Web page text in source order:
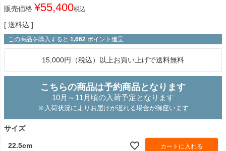
販売価格 ¥55,400税込
送料込
この商品を購入すると 1,662 ポイント進呈
15,000円（税込）以上お買い上げで送料無料
こちらの商品は予約商品となります
10月～11月頃の入荷予定となります
※入荷状況によりお届けが遅れる場合が御座います
サイズ
22.5cm カートに入れる